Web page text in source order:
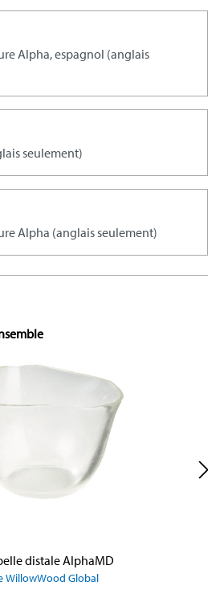
Alpha, espagnol (anglais
seulement)
Alpha (anglais seulement)
distale AlphaMD
WillowWood Global